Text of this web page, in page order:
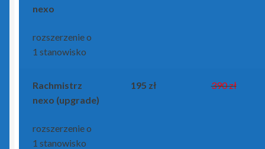
nexo
rozszerzenie o
1 stanowisko
Rachmistrz
nexo (upgrade)
rozszerzenie o
1 stanowisko
195 zł 390 zł